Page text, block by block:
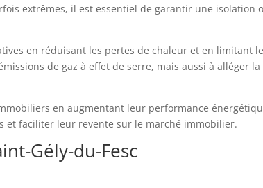
extrêmes, il est essentiel de garantir une isolation
en réduisant les pertes de chaleur et en limitant
de gaz à effet de serre, mais aussi à alléger
en augmentant leur performance
et faciliter leur revente sur le marché immobilier.
Gély-du-Fesc